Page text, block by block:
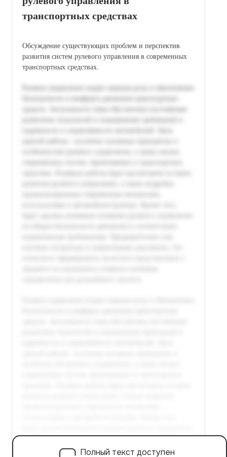
транспортных средствах
Обсуждение существующих проблем и перспектив
развития систем рулевого управления в современных
транспортных средствах.
Полный текст доступен